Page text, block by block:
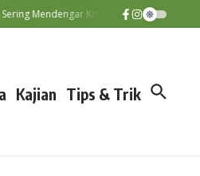
Kisah Nabi, Kunci Menumbuhkan
Kajian Tips & Trik